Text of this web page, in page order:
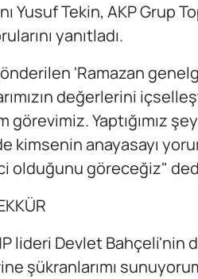
Yusuf Tekin, AKP Grup
yanıtladı.
'Ramazan
değerlerini
Yaptığımız
kimsenin anayasayı
olduğunu göreceğiz"
lideri Devlet Bahçeli'nin
şükranlarımı